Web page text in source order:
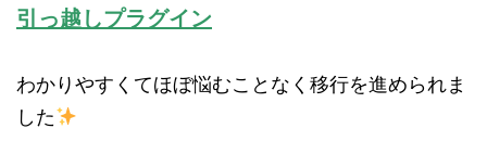
引っ越しプラグイン
わかりやすくてほぼ悩むことなく移行を進められま
した